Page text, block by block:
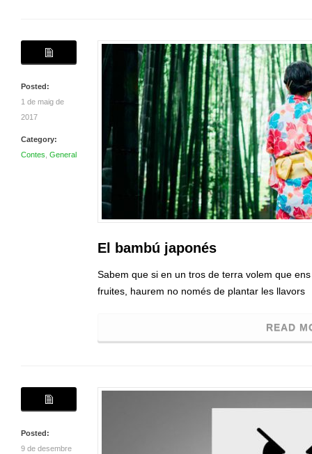
Posted:
1 de maig de
2017
Category:
Contes General
El bambú japonés
Sabem que si en un tros de terra volem que
fruites, haurem no només de plantar les llavors
READ
Posted:
9 de desembre